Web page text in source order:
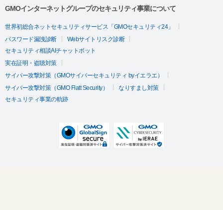
GMOインターネットグループのセキュリティ事業について
世界初総合ネットセキュリティサービス「GMOセキュリティ24」
パスワード漏洩診断
Webサイトリスク診断
セキュリティ相談AIチャットボット
実在証明・盗聴対策
サイバー攻撃対策（GMOサイバーセキュリティ byイエラエ）
サイバー攻撃対策（GMO Flatt Security）
なりすまし対策
セキュリティ事業の軌跡